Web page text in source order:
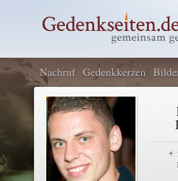
Nachruf Gedenkkerzen